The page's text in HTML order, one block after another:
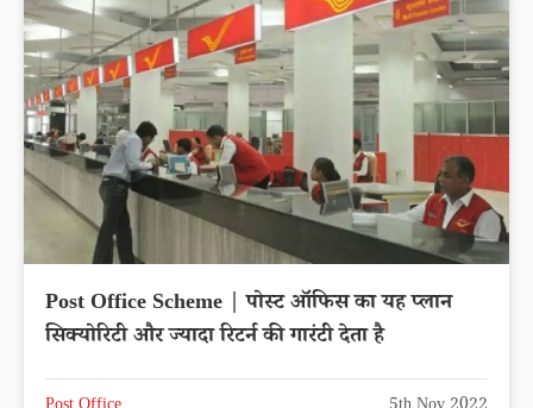
Post Office Scheme | पोस्ट ऑफिस का यह प्लान
सिक्योरिटी और ज्यादा रिटर्न की गारंटी देता है